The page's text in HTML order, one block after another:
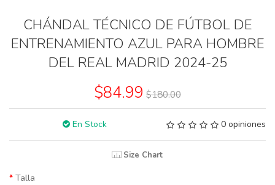
CHÁNDAL TÉCNICO DE FÚTBOL DE
ENTRENAMIENTO AZUL PARA HOMBRE
DEL REAL MADRID 2024-25
$84.99 $180.00
En Stock 0 opiniones
Size Chart
Talla